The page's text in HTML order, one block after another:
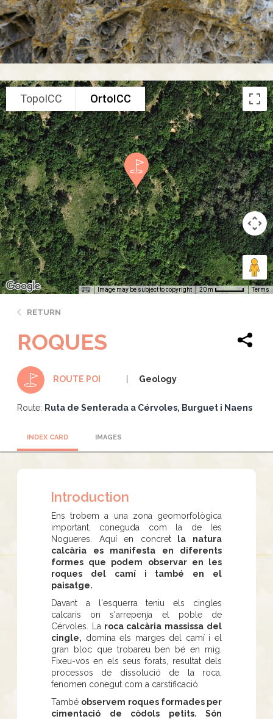
TopoICC OrtoICC
Image may be subject to copyright 20 m Terms
RETURN
ROQUES
ROUTE POI Geology
Route: Ruta de Senterada a Cérvoles, Burguet i Naens
INDEX CARD IMAGES
Introduction
Ens trobem a una zona geomorfològica
important, coneguda com la de les
Nogueres. Aquí en concretla natura
calcària es manifesta en diferents
formes que podem observar en les
roques del camí i també en el
paisatge.
Davant a l'esquerra teniu els cingles
calcaris on s'arrepenja el poble de
Cérvoles. La roca calcària massissa del
cingle, domina els marges del camí i el
gran bloc que trobareu ben bé en mig.
Fixeu-vos en els seus forats, resultat dels
processos de dissolució de la roca,
fenomen conegut com a carstificació.
També observem roques formades per
cimentació de còdols petits. Són